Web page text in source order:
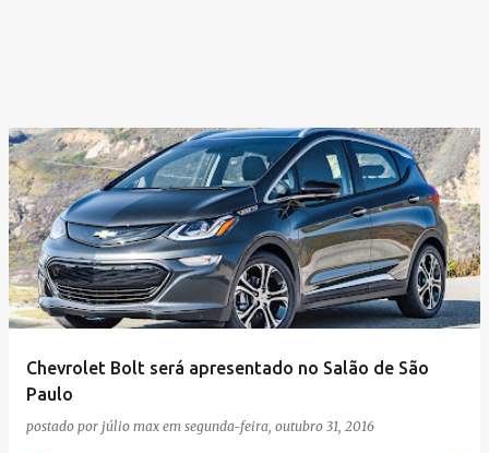
Chevrolet Bolt será apresentado no Salão de São
Paulo
postado por júlio max em segunda-feira, outubro 31, 2016